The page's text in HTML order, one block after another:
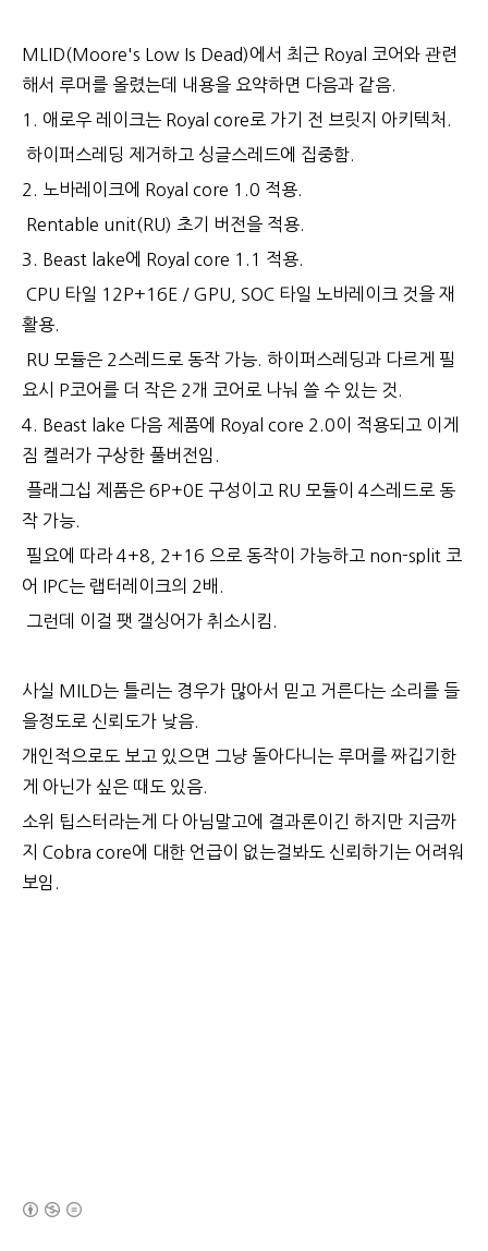
MLID(Moore's Low Is Dead)에서 최근 Royal 코어와 관련
해서 루머를 올렸는데 내용을 요약하면 다음과 같음.
1. 애로우 레이크는 Royal core로 가기 전 브릿지 아키텍처.
하이퍼스레딩 제거하고 싱글스레드에 집중함.
2. 노바레이크에 Royal core 1.0 적용.
Rentable unit(RU) 초기 버전을 적용.
3. Beast lake에 Royal core 1.1 적용.
CPU 타일 12P+16E / GPU, SOC 타일 노바레이크 것을 재
활용.
RU 모듈은 2스레드로 동작 가능. 하이퍼스레딩과 다르게 필
요시 P코어를 더 작은 2개 코어로 나눠 쓸 수 있는 것.
4. Beast lake 다음 제품에 Royal core 2.0이 적용되고 이게
짐 켈러가 구상한 풀버전임.
플래그십 제품은 6P+0E 구성이고 RU 모듈이 4스레드로 동
작 가능.
필요에 따라 4+8, 2+16 으로 동작이 가능하고 non-split 코
어 IPC는 랩터레이크의 2배.
그런데 이걸 팻 갤싱어가 취소시킴.
사실 MILD는 틀리는 경우가 많아서 믿고 거른다는 소리를 들
을정도로 신뢰도가 낮음.
개인적으로도 보고 있으면 그냥 돌아다니는 루머를 짜깁기한
게 아닌가 싶은 때도 있음.
소위 팁스터라는게 다 아님말고에 결과론이긴 하지만 지금까
지 Cobra core에 대한 언급이 없는걸봐도 신뢰하기는 어려워
보임.